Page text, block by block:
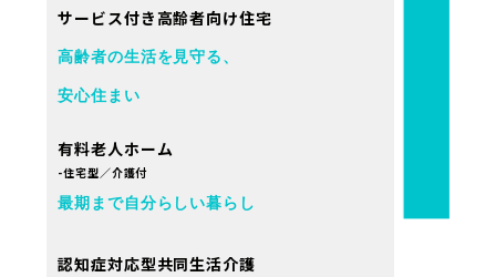
サービス付き高齢者向け住宅
高齢者の生活を見守る、
安心住まい
有料老人ホーム
-住宅型／介護付
最期まで自分らしい暮らし
認知症対応型共同生活介護